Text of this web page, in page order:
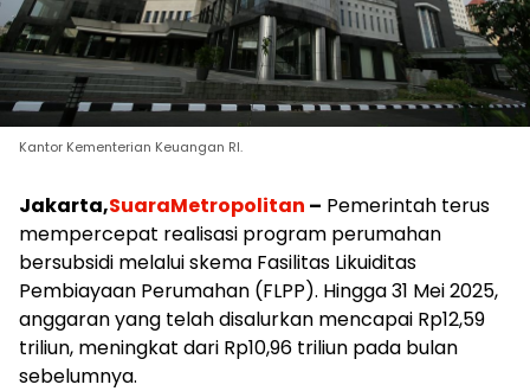
Kantor Kementerian Keuangan RI.
Jakarta,SuaraMetropolitan – Pemerintah terus
mempercepat realisasi program perumahan
bersubsidi melalui skema Fasilitas Likuiditas
Pembiayaan Perumahan (FLPP). Hingga 31 Mei 2025,
anggaran yang telah disalurkan mencapai Rp12,59
triliun, meningkat dari Rp10,96 triliun pada bulan
sebelumnya.